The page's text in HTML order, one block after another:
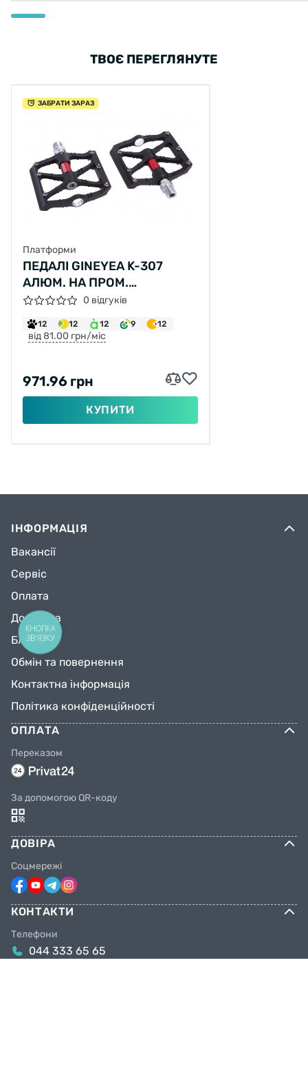
ТВОЄ ПЕРЕГЛЯНУТЕ
ЗАБРАТИ ЗАРАЗ
Платформи
ПЕДАЛІ GINEYEA K-307
АЛЮМ. НА ПРОМ.
ПІДШИПНІ. ЧОРНО-ЧЕРВОНІ
(ЧОРНО-ЧЕРВОНИЙ)
0 відгуків
12 12 12 9 12
від 81.00 грн/міс
971.96 грн
КУПИТИ
ІНФОРМАЦІЯ
Вакансії
Сервіс
Оплата
Доставка
Блог
Обмін та повернення
Контактна інформація
Політика конфіденційності
ОПЛАТА
Переказом
За допомогою QR-коду
ДОВІРА
Соцмережі
КОНТАКТИ
Телефони
044 333 65 65
КНОПКА
ЗВ'ЯЗКУ